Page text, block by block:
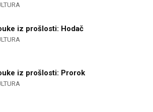
iz prošlosti: Hodač
iz prošlosti: Prorok